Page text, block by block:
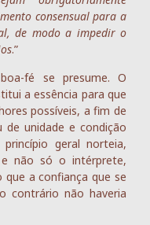
consensual para a
de modo a impedir o
.”
fé se presume. O
a essência para que
possíveis, a fim de
unidade e condição
geral norteia,
e não só o intérprete,
a confiança que se
contrário não haveria